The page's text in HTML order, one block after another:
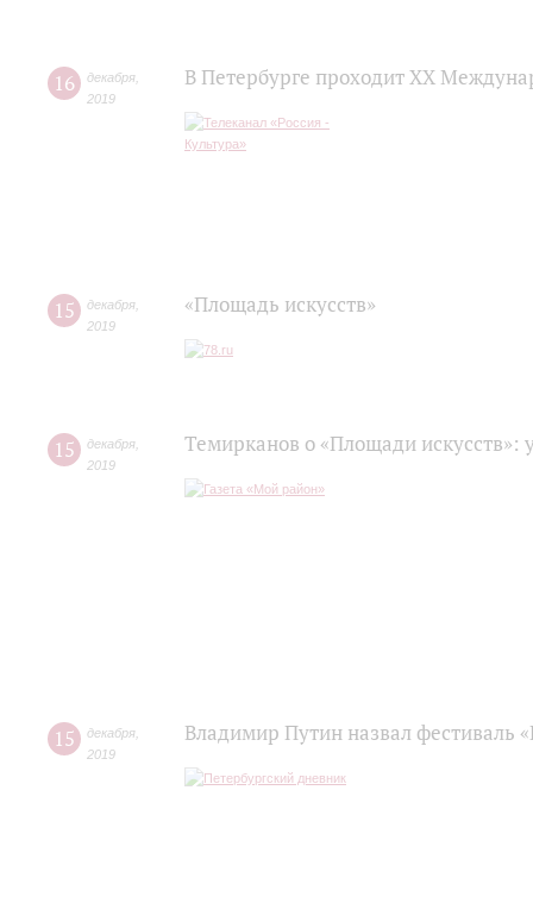
16 декабря
2019
В Петербурге проходит ХХ
15 декабря
2019
«Площадь искусств»
15 декабря
2019
Темирканов о «Площади
15 декабря
2019
Владимир Путин назвал фестиваль